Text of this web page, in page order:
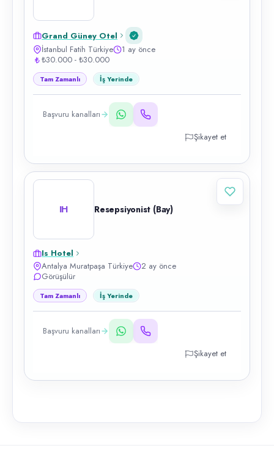
Grand Güney Otel
İstanbul Fatih Türkiye
1 ay önce
₺30.000 - ₺30.000
Tam Zamanlı İş Yerinde
Başvuru kanalları
Şikayet et
IH Resepsiyonist (Bay)
Is Hotel
Antalya Muratpaşa Türkiye
2 ay önce
Görüşülür
Tam Zamanlı İş Yerinde
Başvuru kanalları
Şikayet et